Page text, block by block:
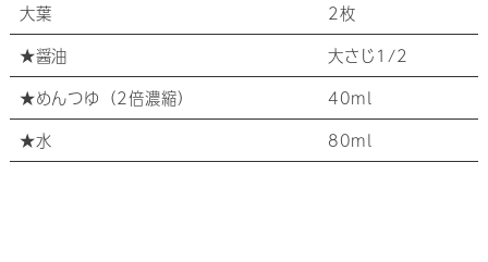
大葉
2枚
★醤油
大さじ1/2
★めんつゆ（2倍濃縮）
40ml
★水
80ml